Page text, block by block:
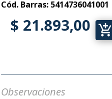
Cód. Barras: 5414736041001
$ 21.893,00 add_shopping_cart
Observaciones